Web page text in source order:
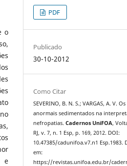
o
e
PDF
Publicado
30-10-2012
Como Citar
SEVERINO, B. N. S.; VARGAS, A. V.
anormais sedimentados na
nefropatias.Cadernos UniFOA,
RJ, v. 7, n. 1 Esp, p. 169, 2012. DOI:
10.47385/cadunifoa.v7.n1 Esp.1983.
em:
https://revistas.unifoa.edu.br/